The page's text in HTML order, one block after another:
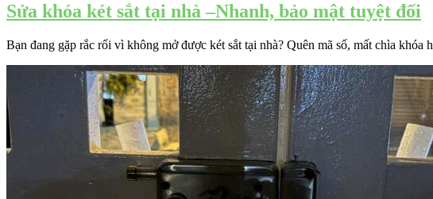
Sửa khóa két sắt tại nhà –Nhanh, bảo mật tuyệt đối
Bạn đang gặp rắc rối vì không mở được két sắt tại nhà? Quên mã số, mất chìa